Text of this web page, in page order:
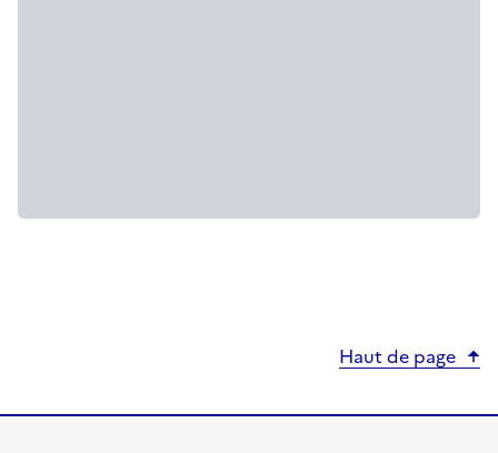
Haut de page